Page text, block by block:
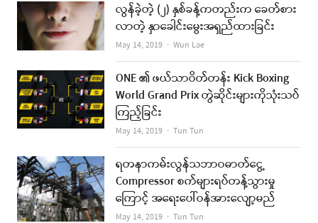
လွန်ခဲ့တဲ့ (၂) နှစ်ခန့်ကတည်းက ခေတ်စား
လာတဲ့ နှာခေါင်းမွေးအရှည်ထားခြင်း
May 14, 2019 Author
Wun Lae
ONE ၏ ဖယ်သာဝိတ်တန်း Kick Boxing
World Grand Prix တွဲဆိုင်းများကိုသုံးသပ်
ကြည့်ခြင်း
May 14, 2019 Author
Tun Tun
ရတနာကမ်းလွန်သဘာဝဓာတ်ငွေ့
Compressor စက်များရပ်တန့်သွားမှု
ကြောင့် အရေးပေါ်ဝန်အားလျော့မည်
May 14, 2019 Author
Tun Tun